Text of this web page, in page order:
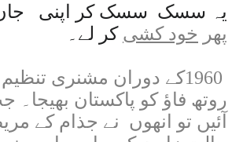
یہ سسک سسک کر اپنی
پھر خود کشی کر لے۔
1960کے دوران مشنری تنظیم
روتھ فاؤ کو پاکستان بھیجا۔
آئیں تو انھوں نے جذام کے